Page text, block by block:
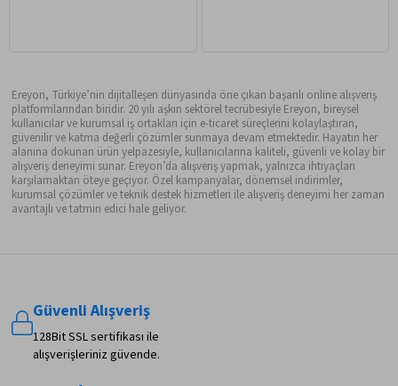
Ereyon, Türkiye’nin dijitalleşen dünyasında öne çıkan başarılı online alışveriş
platformlarından biridir. 20 yılı aşkın sektörel tecrübesiyle Ereyon, bireysel
kullanıcılar ve kurumsal iş ortakları için e-ticaret süreçlerini kolaylaştıran,
güvenilir ve katma değerli çözümler sunmaya devam etmektedir. Hayatın her
alanına dokunan ürün yelpazesiyle, kullanıcılarına kaliteli, güvenli ve kolay bir
alışveriş deneyimi sunar. Ereyon’da alışveriş yapmak, yalnızca ihtiyaçları
karşılamaktan öteye geçiyor. Özel kampanyalar, dönemsel indirimler,
kurumsal çözümler ve teknik destek hizmetleri ile alışveriş deneyimi her zaman
avantajlı ve tatmin edici hale geliyor.
Güvenli Alışveriş
128Bit SSL sertifikası ile
alışverişleriniz güvende.